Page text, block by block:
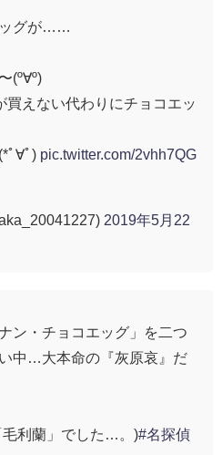
グが……
(º∀º)
えない代わりにチョコエッ
ﾟ∀ﾟ) pic.twitter.com/2vhh7QG
2019年5月22
ン・チョコエッグ」を二つ
中…大本命の『灰原哀』だ
毛利蘭」でした…。)#名探偵